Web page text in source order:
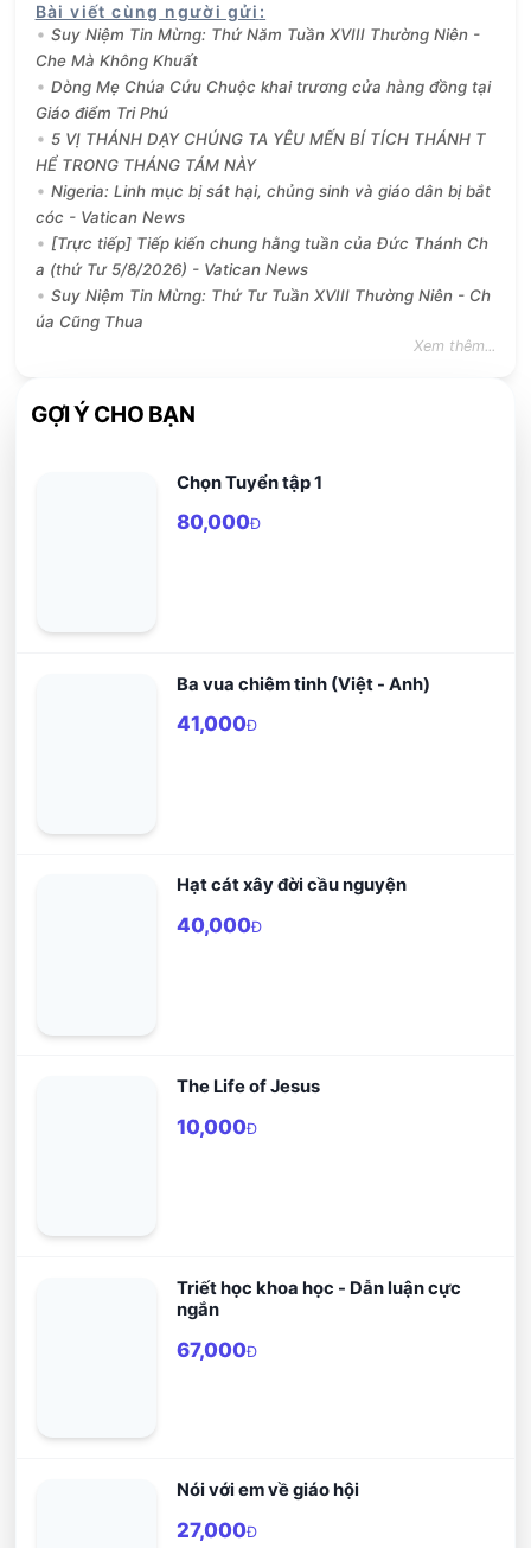
Bài viết cùng người gửi :
Suy Niệm Tin Mừng: Thứ Năm Tuần XVIII Thường Niên -
Che Mà Không Khuất
Dòng Mẹ Chúa Cứu Chuộc khai trương cửa hàng đồng tại
Giáo điểm Tri Phú
5 VỊ THÁNH DẠY CHÚNG TA YÊU MẾN BÍ TÍCH THÁNH T
HỂ TRONG THÁNG TÁM NÀY
Nigeria: Linh mục bị sát hại, chủng sinh và giáo dân bị bắt
cóc - Vatican News
[Trực tiếp] Tiếp kiến chung hằng tuần của Đức Thánh Ch
a (thứ Tư 5/8/2026) - Vatican News
Suy Niệm Tin Mừng: Thứ Tư Tuần XVIII Thường Niên - Ch
úa Cũng Thua
Xem thêm...
GỢI Ý CHO BẠN
Chọn Tuyển tập 1
80,000Đ
Ba vua chiêm tinh (Việt - Anh)
41,000Đ
Hạt cát xây đời cầu nguyện
40,000Đ
The Life of Jesus
10,000Đ
Triết học khoa học - Dẫn luận cực
ngắn
67,000Đ
Nói với em về giáo hội
27,000Đ